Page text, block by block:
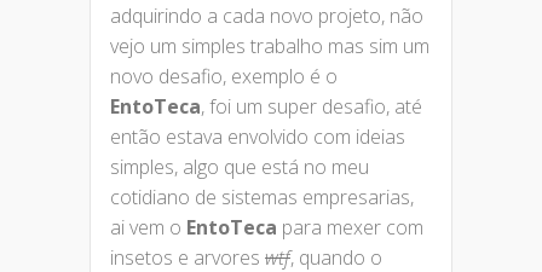
adquirindo a cada novo projeto, não
vejo um simples trabalho mas sim um
novo desafio, exemplo é o
EntoTeca, foi um super desafio, até
então estava envolvido com ideias
simples, algo que está no meu
cotidiano de sistemas empresarias,
ai vem o EntoTeca para mexer com
insetos e arvores wtf, quando o